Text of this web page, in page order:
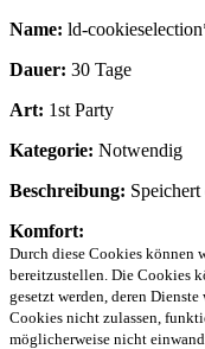
Name: ld-
Dauer: 30 Tage
Art: 1st Party
Kategorie: Notwendig
Beschreibung:
Komfort:
Durch diese Cookies können
bereitzustellen. Die Cookies
gesetzt werden, deren
Cookies nicht zulassen,
möglicherweise nicht